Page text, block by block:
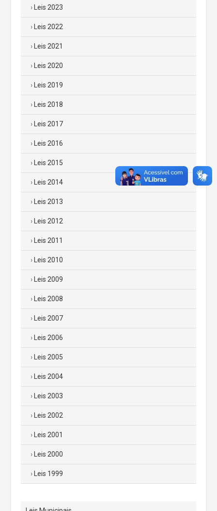
Leis 2023
Leis 2022
Leis 2021
Leis 2020
Leis 2019
Leis 2018
Leis 2017
Leis 2016
Leis 2015
Leis 2014
Leis 2013
Leis 2012
Leis 2011
Leis 2010
Leis 2009
Leis 2008
Leis 2007
Leis 2006
Leis 2005
Leis 2004
Leis 2003
Leis 2002
Leis 2001
Leis 2000
Leis 1999